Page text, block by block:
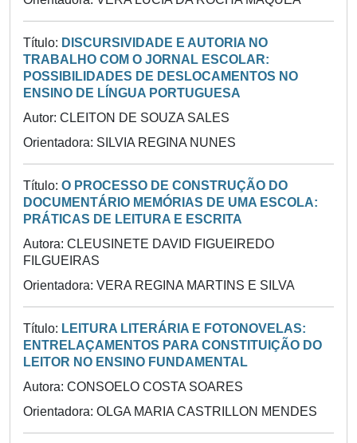
Título: DISCURSIVIDADE E AUTORIA NO
TRABALHO COM O JORNAL ESCOLAR:
POSSIBILIDADES DE DESLOCAMENTOS NO
ENSINO DE LÍNGUA PORTUGUESA
Autor: CLEITON DE SOUZA SALES
Orientadora: SILVIA REGINA NUNES
Título: O PROCESSO DE CONSTRUÇÃO DO
DOCUMENTÁRIO MEMÓRIAS DE UMA ESCOLA:
PRÁTICAS DE LEITURA E ESCRITA
Autora: CLEUSINETE DAVID FIGUEIREDO
FILGUEIRAS
Orientadora: VERA REGINA MARTINS E SILVA
Título: LEITURA LITERÁRIA E FOTONOVELAS:
ENTRELAÇAMENTOS PARA CONSTITUIÇÃO DO
LEITOR NO ENSINO FUNDAMENTAL
Autora: CONSOELO COSTA SOARES
Orientadora: OLGA MARIA CASTRILLON MENDES